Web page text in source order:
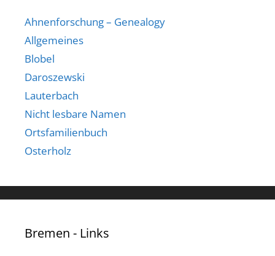
Ahnenforschung – Genealogy
Allgemeines
Blobel
Daroszewski
Lauterbach
Nicht lesbare Namen
Ortsfamilienbuch
Osterholz
Bremen - Links